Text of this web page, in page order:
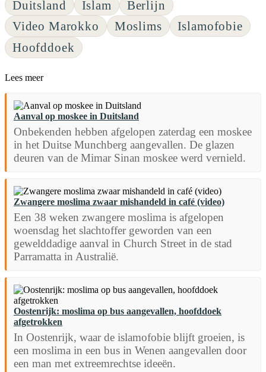
Duitsland Islam
Berlijn
Video Marokko
Moslims
Islamofobie
Hoofddoek
Lees meer
Aanval op moskee in Duitsland
Onbekenden hebben afgelopen zaterdag een moskee
in het Duitse Munchberg aangevallen. De glazen
deuren van de Mimar Sinan moskee werd vernield.
Zwangere moslima zwaar mishandeld in café (video)
Een 38 weken zwangere moslima is afgelopen
woensdag het slachtoffer geworden van een
gewelddadige aanval in Church Street in de stad
Parramatta in Australië.
Oostenrijk: moslima op bus aangevallen, hoofddoek
afgetrokken
In Oostenrijk, waar de islamofobie blijft groeien, is
een moslima in een bus in Wenen aangevallen door
een man met extreemrechtse ideeën.